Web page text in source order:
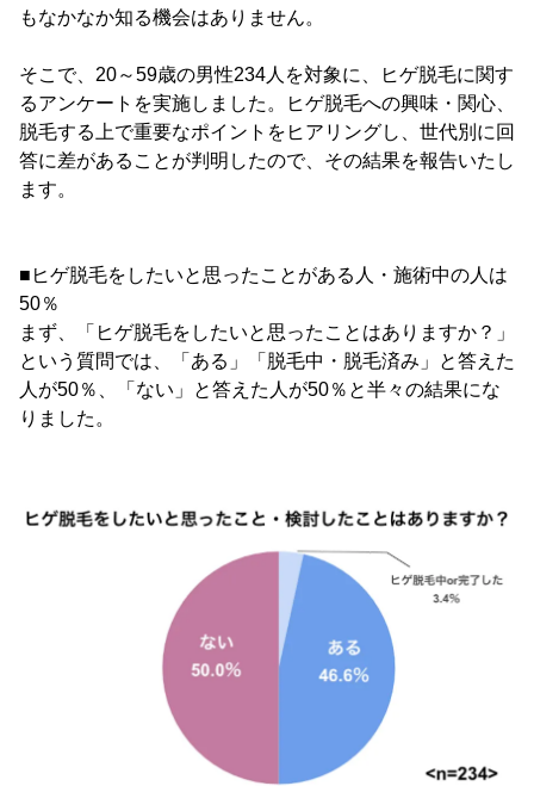
もなかなか知る機会はありません。
そこで、20～59歳の男性234人を対象に、ヒゲ脱毛に関す
るアンケートを実施しました。ヒゲ脱毛への興味・関心、
脱毛する上で重要なポイントをヒアリングし、世代別に回
答に差があることが判明したので、その結果を報告いたし
ます。
■ヒゲ脱毛をしたいと思ったことがある人・施術中の人は
50％
まず、「ヒゲ脱毛をしたいと思ったことはありますか？」
という質問では、「ある」「脱毛中・脱毛済み」と答えた
人が50％、「ない」と答えた人が50％と半々の結果にな
りました。